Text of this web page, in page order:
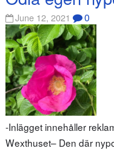
June 12, 2021 0
-Inlägget innehåller
Wexthuset– Den där